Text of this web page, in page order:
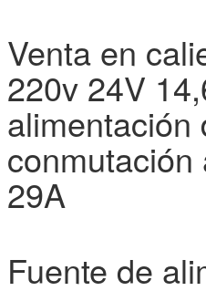
Venta en
220v 24V
alimentación
29A
Fuente de